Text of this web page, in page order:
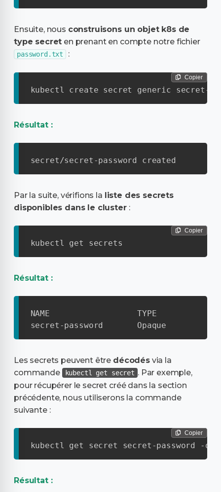
Ensuite, nous construisons un objet k8s de
type secret en prenant en compte notre fichier
password.txt :
Copier
kubectl create secret generic secret-
Résultat :
secret/secret-password created
Par la suite, vérifions la liste des secrets
disponibles dans le cluster:
Copier
kubectl get secrets
Résultat :
NAME                  TYPE
secret-password       Opaque
Les secrets peuvent être décodésvia la
commande
kubectl get secret . Par exemple,
pour récupérer le secret créé dans la section
précédente, nous utiliserons la commande
suivante :
Copier
kubectl get secret secret-password -o
Résultat :